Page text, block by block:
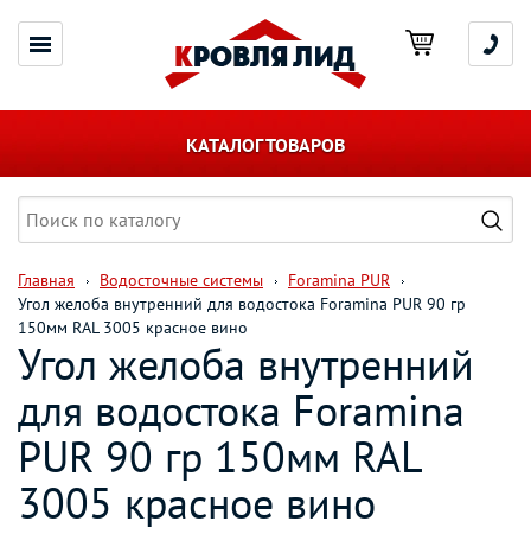
КАТАЛОГ ТОВАРОВ
Главная Водосточные системы
Foramina PUR
Угол желоба внутренний для водостока Foramina PUR 90 гр
150мм RAL 3005 красное вино
Угол желоба внутренний
для водостока Foramina
PUR 90 гр 150мм RAL
3005 красное вино